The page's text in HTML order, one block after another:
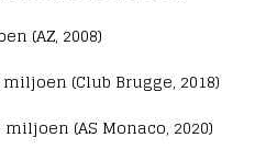
(AZ, 2008)
miljoen (Club Brugge, 2018)
miljoen (AS Monaco, 2020)